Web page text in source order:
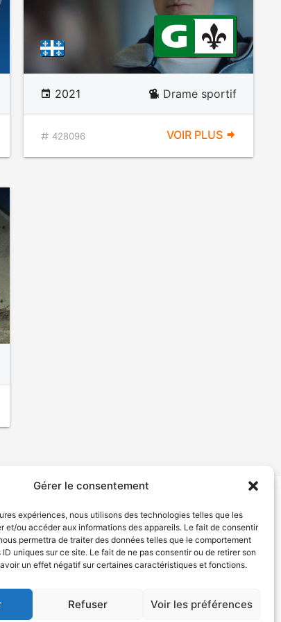
Gérer le consentement
expériences, nous utilisons des technologies telles que les
et/ou accéder aux informations des appareils. Le fait de consentir
permettra de traiter des données telles que le comportement
uniques sur ce site. Le fait de ne pas consentir ou de retirer son
un effet négatif sur certaines caractéristiques et fonctions.
Refuser Voir les préférences
2021 Drame sportif
428096 VOIR PLUS
Politique de confidentialité